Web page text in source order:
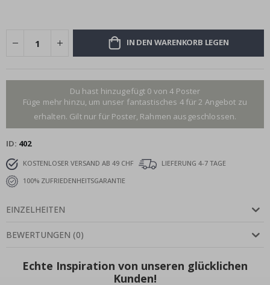
IN DEN WARENKORB LEGEN
Du hast hinzugefügt 0 von 4 Poster
Füge mehr hinzu, um unser fantastisches 4 für 2 Angebot zu
erhalten. Gilt nur für Poster, Rahmen ausgeschlossen.
ID 402
KOSTENLOSER VERSAND AB 49 CHF
LIEFERUNG 4-7 TAGE
100% ZUFRIEDENHEITSGARANTIE
EINZELHEITEN
BEWERTUNGEN (0)
Echte Inspiration von unseren glücklichen
Kunden!